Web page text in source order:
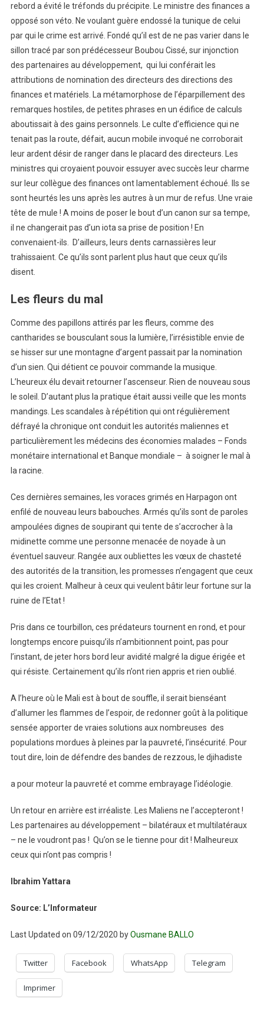
rebord a évité le tréfonds du précipite. Le ministre des finances a
opposé son véto. Ne voulant guère endossé la tunique de celui
par qui le crime est arrivé. Fondé qu’il est de ne pas varier dans le
sillon tracé par son prédécesseur Boubou Cissé, sur injonction
des partenaires au développement, qui lui conférait les
attributions de nomination des directeurs des directions des
finances et matériels. La métamorphose de l’éparpillement des
remarques hostiles, de petites phrases en un édifice de calculs
aboutissait à des gains personnels. Le culte d’efficience qui ne
tenait pas la route, défait, aucun mobile invoqué ne corroborait
leur ardent désir de ranger dans le placard des directeurs. Les
ministres qui croyaient pouvoir essuyer avec succès leur charme
sur leur collègue des finances ont lamentablement échoué. Ils se
sont heurtés les uns après les autres à un mur de refus. Une vraie
tête de mule ! A moins de poser le bout d’un canon sur sa tempe,
il ne changerait pas d’un iota sa prise de position ! En
convenaient-ils. D’ailleurs, leurs dents carnassières leur
trahissaient. Ce qu’ils sont parlent plus haut que ceux qu’ils
disent.
Les fleurs du mal
Comme des papillons attirés par les fleurs, comme des
cantharides se bousculant sous la lumière, l’irrésistible envie de
se hisser sur une montagne d’argent passait par la nomination
d’un sien. Qui détient ce pouvoir commande la musique.
L’heureux élu devait retourner l’ascenseur. Rien de nouveau sous
le soleil. D’autant plus la pratique était aussi veille que les monts
mandings. Les scandales à répétition qui ont régulièrement
défrayé la chronique ont conduit les autorités maliennes et
particulièrement les médecins des économies malades – Fonds
monétaire international et Banque mondiale – à soigner le mal à
la racine.
Ces dernières semaines, les voraces grimés en Harpagon ont
enfilé de nouveau leurs babouches. Armés qu’ils sont de paroles
ampoulées dignes de soupirant qui tente de s’accrocher à la
midinette comme une personne menacée de noyade à un
éventuel sauveur. Rangée aux oubliettes les vœux de chasteté
des autorités de la transition, les promesses n’engagent que ceux
qui les croient. Malheur à ceux qui veulent bâtir leur fortune sur la
ruine de l’Etat !
Pris dans ce tourbillon, ces prédateurs tournent en rond, et pour
longtemps encore puisqu’ils n’ambitionnent point, pas pour
l’instant, de jeter hors bord leur avidité malgré la digue érigée et
qui résiste. Certainement qu’ils n’ont rien appris et rien oublié.
A l’heure où le Mali est à bout de souffle, il serait bienséant
d’allumer les flammes de l’espoir, de redonner goût à la politique
sensée apporter de vraies solutions aux nombreuses des
populations mordues à pleines par la pauvreté, l’insécurité. Pour
tout dire, loin de défendre des bandes de rezzous, le djihadiste
a pour moteur la pauvreté et comme embrayage l’idéologie.
Un retour en arrière est irréaliste. Les Maliens ne l’accepteront !
Les partenaires au développement – bilatéraux et multilatéraux
– ne le voudront pas ! Qu’on se le tienne pour dit ! Malheureux
ceux qui n’ont pas compris !
Ibrahim Yattara
Source: L’Informateur
Last Updated on 09/12/2020 byOusmane BALLO
Twitter Facebook WhatsApp Telegram
Imprimer